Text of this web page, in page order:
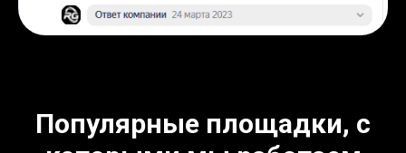
Популярные площадки, с